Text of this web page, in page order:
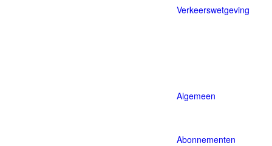
Verkeerswetgeving
Algemeen
Abonnementen